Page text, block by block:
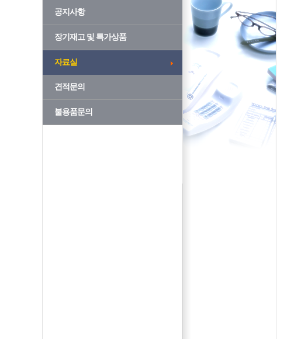
공지사항
장기재고 및 특가상품
자료실
견적문의
불용품문의